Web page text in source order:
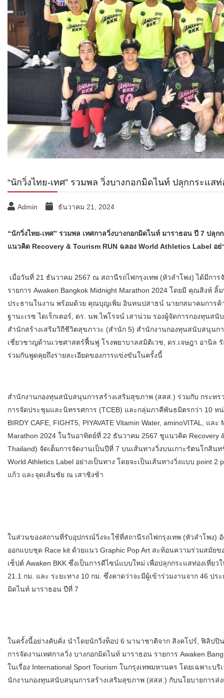
“นักวิ่งไทย-เทศ” รวมพล วิ่งบางกอกมิดไนท์ ปลุกกระแสท่
Admin ธันวาคม 21, 2024
“นักวิ่งไทย-เทศ” รวมพล เทศกาลวิ่งบางกอกมิดไนท์ มาราธอน ปี 7 ปลุ
แนวคิด Recovery & Tourism RUN ฉลอง World Athletics Label อย่
เมื่อวันที่ 21 ธันวาคม 2567 ณ สถานีรถไฟกรุงเทพ (หัวลําโพง) ได้มีกา
รายการ Awaken Bangkok Midnight Marathon 2024 โดยมี คุณสิงห์
ประธานในงาน พร้อมด้วย คุณบุญเพิ่ม อินทนปสาธน์ นายกสมาคมการค้
ฐานะเรซ ไดเร็กเตอร์, ดร. นพ.ไพโรจน์ เสาน่วม รองผู้จัดการกองทุน
สํานักสร้างเสริมวิถีชีวิตสุขภาวะ (สํานัก 5) สํานักงานกองทุนสนับสนุน
เชี่ยวชาญด้านเวชศาสตร์ฟื้นฟู โรงพยาบาลสมิติเวช, ดร.เจษฎา อานิล
ร่วมกันพูดคุยถึงรายละเอียดของการแข่งขันในครั้งนี้
สํานักงานกองทุนสนับสนุนการสร้างเสริมสุขภาพ (สสส.) ร่วมกับ กระทร
การจัดประชุมและนิทรรศการ (TCEB) และกลุ่มภาคีพันธมิตรกว่า 10 หน่
BIRDY CAFE, FIGHT5, PIYAVATE Vitamin Water, aminoVITAL, แ
Marathon 2024 ในวันอาทิตย์ที่ 22 ธันวาคม 2567 ชูแนวคิด Recovery
Thailand) จัดเต็มการจัดงานเป็นปีที่ 7 บนเส้นทางวิ่งบนเกาะรัตนโกสิ
World Athletics Label อย่างเป็นทาง โดยจะเป็นเส้นทางวิ่งแบบ
แก้ว และจุดเส้นชัย ณ เสาชิงช้า
ในส่วนของสถานที่รับอุปกรณ์วิ่งจะใช้ที่สถานีรถไฟกรุงเทพ (หัวลําโพง
ออกแบบชุด Race kit ด้วยแนว Graphic Pop Art สะท้อนความร่วมสมัย
เซ็ปต์ Awaken BKK ซึ่งเป็นการดีไซน์แบบใหม่ เพื่อปลุกกระแสท่องเที่ย
21.1 กม. และ ระยะทาง 10 กม. ซึ่งคาดว่าจะมีผู้เข้าร่วมงานจาก 46 ปร
มิดไนท์ มาราธอน ปีที่ 7
ในครั้งนี้อย่างคับคั่ง นําโดยนักวิ่งท็อป 6 นานาชาติจาก สิงคโปร์, ฟิลิปปิ
การจัดงานเทศกาลวิ่ง บางกอกมิดไนท์ มาราธอน รายการ Awaken
ในเรื่อง International Sport Tourism ในกรุงเทพมหานคร โดยเฉพา
นักงานกองทุนสนับสนุนการสร้างเสริมสุขภาพ (สสส.) กับนโยบายการส่